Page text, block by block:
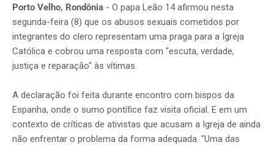
Porto Velho, Rondônia - O papa Leão 14 afirmou nesta
segunda-feira (8) que os abusos sexuais cometidos por
integrantes do clero representam uma praga para a Igreja
Católica e cobrou uma resposta com "escuta, verdade,
justiça e reparação" às vítimas.
A declaração foi feita durante encontro com bispos da
Espanha, onde o sumo pontífice faz visita oficial. E em um
contexto de críticas de ativistas que acusam a Igreja de ainda
não enfrentar o problema da forma adequada. "Uma das